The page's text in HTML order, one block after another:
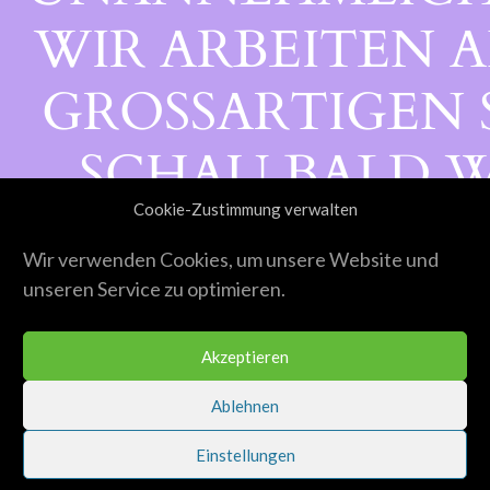
Cookie-Zustimmung verwalten
Wir verwenden Cookies, um unsere Website und
unseren Service zu optimieren.
Akzeptieren
Ablehnen
Einstellungen
WIR ARBEITEN
GROSSARTIGEN
CHAU BALD
ORBEI!